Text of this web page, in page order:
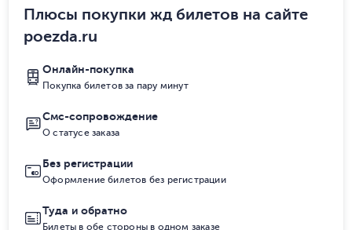
Плюсы покупки жд билетов на сайте
poezda.ru
Онлайн-покупка
Покупка билетов за пару минут
Смс-сопровождение
О статусе заказа
Без регистрации
Оформление билетов без регистрации
Туда и обратно
Билеты в обе стороны в одном заказе